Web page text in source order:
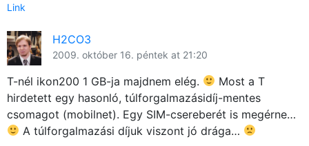
Link
H2CO3
2009. október 16. péntek at 21:20
T-nél ikon200 1 GB-ja majdnem elég.
Most a T
hirdetett egy hasonló, túlforgalmazásidíj-mentes
csomagot (mobilnet). Egy SIM-csereberét is megérne…
A túlforgalmazási díjuk viszont jó drága…